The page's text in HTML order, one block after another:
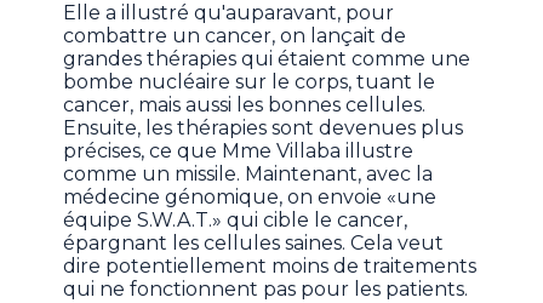
Elle a illustré qu'auparavant, pour
combattre un cancer, on lançait de
grandes thérapies qui étaient comme une
bombe nucléaire sur le corps, tuant le
cancer, mais aussi les bonnes cellules.
Ensuite, les thérapies sont devenues plus
précises, ce que Mme Villaba illustre
comme un missile. Maintenant, avec la
médecine génomique, on envoie «une
équipe S.W.A.T.» qui cible le cancer,
épargnant les cellules saines. Cela veut
dire potentiellement moins de traitements
qui ne fonctionnent pas pour les patients.